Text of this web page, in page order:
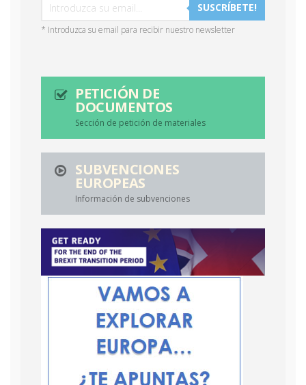
SUSCRÍBETE!
* Introduzca su email para recibir nuestro newsletter
PETICIÓN DE
DOCUMENTOS
Sección de petición de materiales
SUBVENCIONES
EUROPEAS
Información de subvenciones